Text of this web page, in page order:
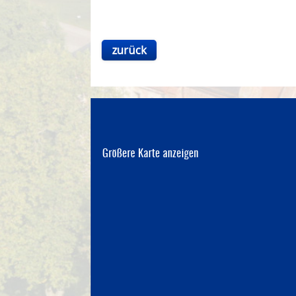
zurück
Größere Karte anzeigen